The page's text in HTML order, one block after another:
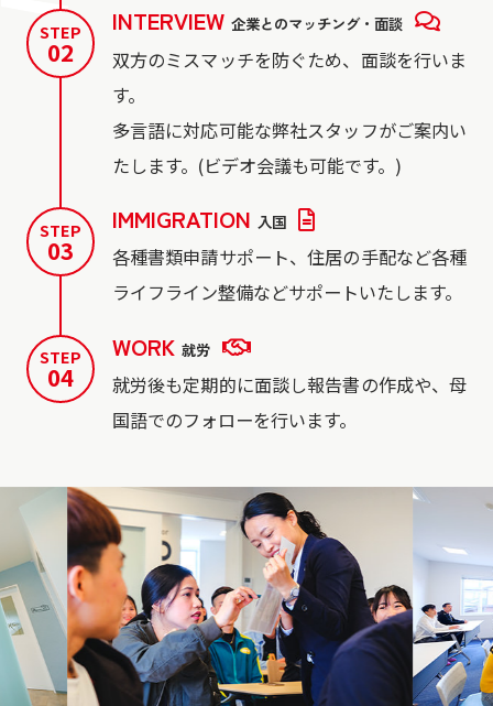
STEP
02
INTERVIEW 企業とのマッチング・面談
双方のミスマッチを防ぐため、面談を行いま
す。
多言語に対応可能な弊社スタッフがご案内い
たします。(ビデオ会議も可能です。)
STEP
03
IMMIGRATION 入国
各種書類申請サポート、住居の手配など各種
ライフライン整備などサポートいたします。
STEP
04
WORK 就労
就労後も定期的に面談し報告書の作成や、母
国語でのフォローを行います。